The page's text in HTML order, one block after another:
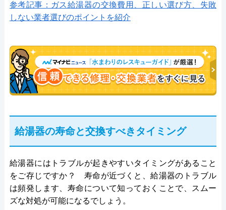
参考記事：ガス給湯器の交換費用、正しい選び方、失敗
しない業者選びのポイントを紹介
給湯器の寿命と交換すべきタイミング
給湯器にはトラブルが起きやすいタイミングがあること
をご存じですか？ 寿命が近づくと、給湯器のトラブル
は頻発します、寿命について知っておくことで、スムー
ズな対処が可能になるでしょう。